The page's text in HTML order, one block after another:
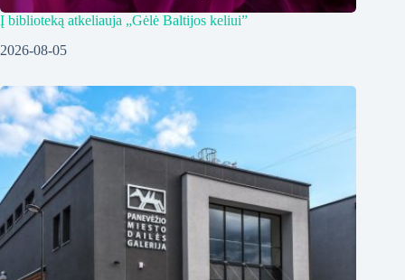
Į biblioteką atkeliauja „Gėlė Baltijos keliui”
2026-08-05